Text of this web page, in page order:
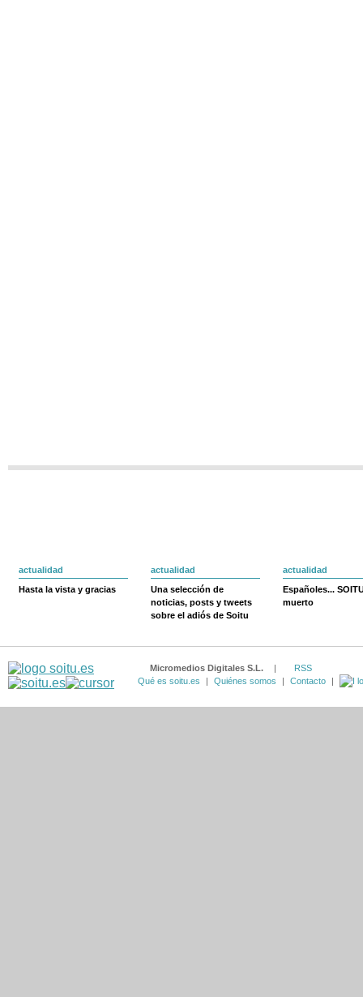
actualidad
Hasta la vista y gracias
actualidad
Una selección de
noticias, posts y tweets
sobre el adiós de Soitu
actualidad
Españoles...
muerto
Micromedios Digitales S.L. |
RSS
Qué es soitu.es
| Quiénes somos | Contacto |